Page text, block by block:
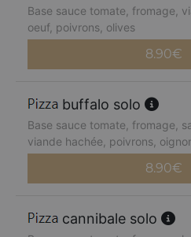
Base sauce tomate, fromage,
oeuf, poivrons, olives
8.90€
buffalo solo
Base sauce tomate, fromage,
viande hachée, poivrons,
8.90€
cannibale solo